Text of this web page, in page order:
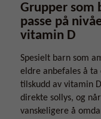
Grupper som
passe på
vitamin D
Spesielt barn som
eldre anbefales å ta
tilskudd av vitamin
direkte sollys, og
vanskeligere å